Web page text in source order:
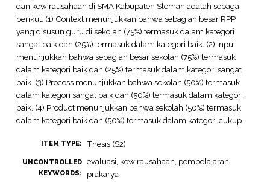
dan kewirausahaan di SMA Kabupaten Sleman adalah sebagai
berikut. (1) Context menunjukkan bahwa sebagian besar RPP
yang disusun guru di sekolah (75%) termasuk dalam kategori
sangat baik dan (25%) termasuk dalam kategori baik. (2) Input
menunjukkan bahwa sebagian besar sekolah (75%) termasuk
dalam kategori baik dan (25%) termasuk dalam kategori sangat
baik. (3) Process menunjukkan bahwa sekolah (50%) termasuk
dalam kategori sangat baik dan (50%) termasuk dalam kategori
baik. (4) Product menunjukkan bahwa sekolah (50%) termasuk
dalam kategori baik dan (50%) termasuk dalam kategori cukup.
ITEM TYPE: Thesis (S2)
UNCONTROLLED
KEYWORDS:
evaluasi, kewirausahaan, pembelajaran,
prakarya